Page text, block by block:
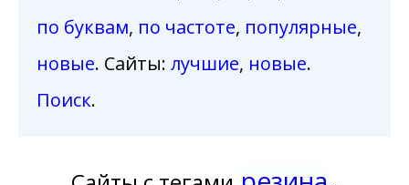
по буквам, по частоте, популярные,
новые. Сайты: лучшие, новые.
Поиск.